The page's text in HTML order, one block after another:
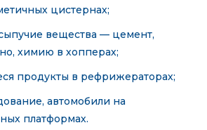
цистернах;
вещества — цемент,
химию в хопперах;
продукты в рефрижераторах;
автомобили на
платформах.